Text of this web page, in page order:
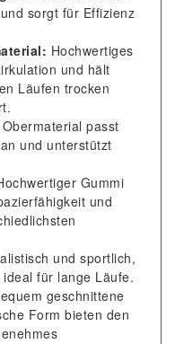
sorgt für Effizienz
Hochwertiges
und hält
Läufen trocken
passt
und unterstützt
Gummi
und
und sportlich,
für lange Läufe.
geschnittene
Form bieten den